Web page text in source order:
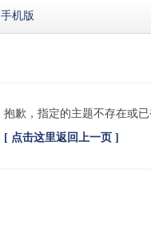
手机版
抱歉，指定的主题不存在或
[ 点击这里返回上一页 ]